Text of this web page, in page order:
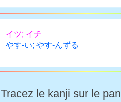
イツ; イチ
やす-い; やす-んずる
Tracez le kanji sur le